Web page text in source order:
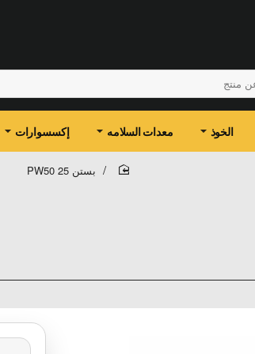
الخوذ معدات السلامه إكسسوارات
بستن 25 PW50